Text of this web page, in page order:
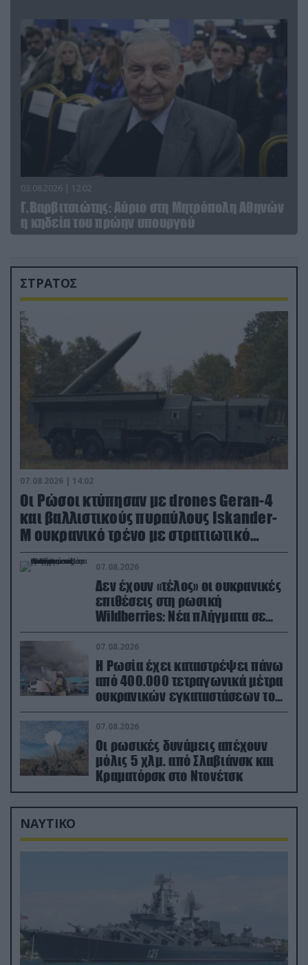
03.08.2026 | 12:02
Γ.Βαρβιτσιώτης: Aύριο στη Μητρόπολη Αθηνών
η κηδεία του πρώην υπουργού
ΣΤΡΑΤΟΣ
07.08.2026 | 14:02
Οι Ρώσοι κτύπησαν με drones Geran-4
και βαλλιστικούς πυραύλους Iskander-
M ουκρανικό τρένο με στρατιωτικό
εξοπλισμό
07.08.2026
Δεν έχουν «τέλος» οι ουκρανικές
επιθέσεις στη ρωσική
Wildberries: Νέα πλήγματα σε
εγκαταστάσεις στα Ουράλια
07.08.2026
Η Ρωσία έχει καταστρέψει πάνω
από 400.000 τετραγωνικά μέτρα
ουκρανικών εγκαταστάσεων τον
Ιούλιο
07.08.2026
Οι ρωσικές δυνάμεις απέχουν
μόλις 5 χλμ. από Σλαβιάνσκ και
Κραματόρσκ στο Ντονέτσκ
ΝΑΥΤΙΚΟ